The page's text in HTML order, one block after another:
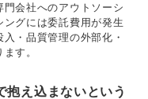
会社へのアウトソーシ
グには委託費用が発生
・品質管理の外部化・
す。
抱え込まないという